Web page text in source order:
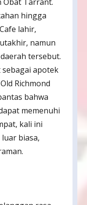
hingga
lahir,
namun
tersebut.
sebagai apotek
Richmond
bahwa
memenuhi
kali ini
biasa,